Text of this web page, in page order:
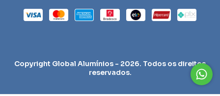
Copyright Global Alumínios - 2026. Todos os direitos
reservados.